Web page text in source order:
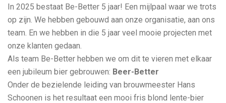
In 2025 bestaat Be-Better 5 jaar! Een mijlpaal waar we trots
op zijn. We hebben gebouwd aan onze organisatie, aan ons
team. En we hebben in die 5 jaar veel mooie projecten met
onze klanten gedaan.
Als team Be-Better hebben we om dit te vieren met elkaar
een jubileum bier gebrouwen: Beer-Better
Onder de bezielende leiding van brouwmeester Hans
Schoonen is het resultaat een mooi fris blond lente-bier